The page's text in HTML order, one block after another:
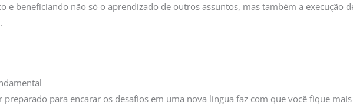
e beneficiando não só o aprendizado de outros assuntos, mas também a execução
preparado para encarar os desafios em uma nova língua faz com que você fique mais